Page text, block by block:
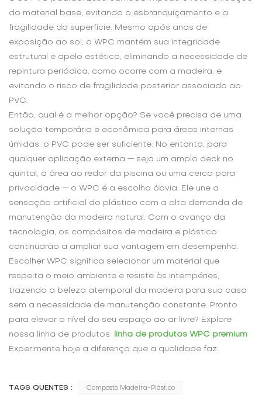
do material base, evitando o esbranquiçamento e a
fragilidade da superfície. Mesmo após anos de
exposição ao sol, o WPC mantém sua integridade
estrutural e apelo estético, eliminando a necessidade de
repintura periódica, como ocorre com a madeira, e
evitando o risco de fragilidade posterior associado ao
PVC.
Então, qual é a melhor opção? Se você precisa de uma
solução temporária e econômica para áreas internas
úmidas, o PVC pode ser suficiente. No entanto, para
qualquer aplicação externa — seja um amplo deck no
quintal, a área ao redor da piscina ou uma cerca para
privacidade — o WPC é a escolha óbvia. Ele une a
sensação artificial do plástico com a alta demanda de
manutenção da madeira natural. Com o avanço da
tecnologia, os compósitos de madeira e plástico
continuarão a ampliar sua vantagem em desempenho.
Escolher WPC significa selecionar um material que
respeita o meio ambiente e resiste às intempéries,
trazendo a beleza atemporal da madeira para sua casa
sem a necessidade de manutenção constante. Pronto
para elevar o nível do seu espaço ao ar livre? Explore
nossa linha de produtos.
linha de produtos WPC premium
Experimente hoje a diferença que a qualidade faz.
TAGS QUENTES : Composto Madeira-Plástico